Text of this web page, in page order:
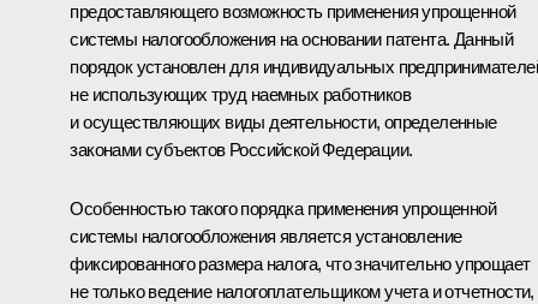
предоставляющего возможность применения упрощенной
системы налогообложения на основании патента. Данный
порядок установлен для индивидуальных
не использующих труд наемных работников
и осуществляющих виды деятельности, определенные
законами субъектов Российской Федерации.
Особенностью такого порядка применения упрощенной
системы налогообложения является установление
фиксированного размера налога, что значительно упрощает
не только ведение налогоплательщиком учета и отчетности,